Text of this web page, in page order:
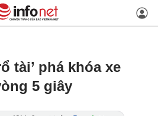
tài’ phá khóa xe
5 giây